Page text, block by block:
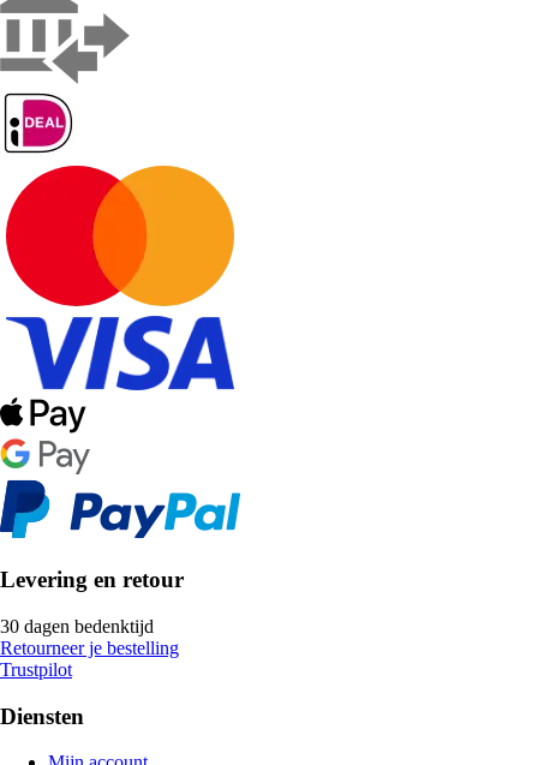
Levering en retour
30 dagen bedenktijd
Retourneer je bestelling
Trustpilot
Diensten